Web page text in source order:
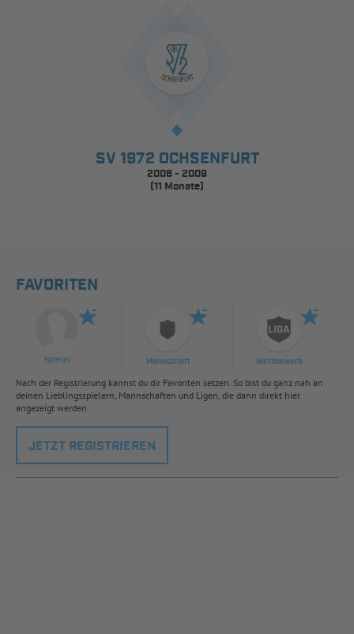
SV 1972 OCHSENFURT
2008 - 2009
(11 Monate)
FAVORITEN
Spieler Mannschaft Wettbewerb
Nach der Registrierung kannst du dir Favoriten setzen. So bist du ganz nah an
deinen Lieblingsspielern, Mannschaften und Ligen, die dann direkt hier
angezeigt werden.
JETZT REGISTRIEREN